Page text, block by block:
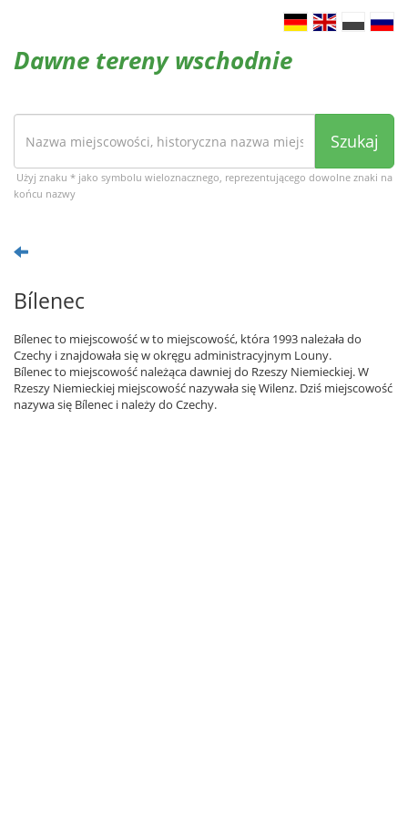
Dawne tereny wschodnie
Szukaj
Użyj znaku * jako symbolu wieloznacznego, reprezentującego dowolne znaki na
końcu nazwy
Bílenec
Bílenec to miejscowość w to miejscowość, która 1993 należała do
Czechy i znajdowała się w okręgu administracyjnym Louny.
Bílenec to miejscowość należąca dawniej do Rzeszy Niemieckiej. W
Rzeszy Niemieckiej miejscowość nazywała się Wilenz. Dziś miejscowość
nazywa się Bílenec i należy do Czechy.